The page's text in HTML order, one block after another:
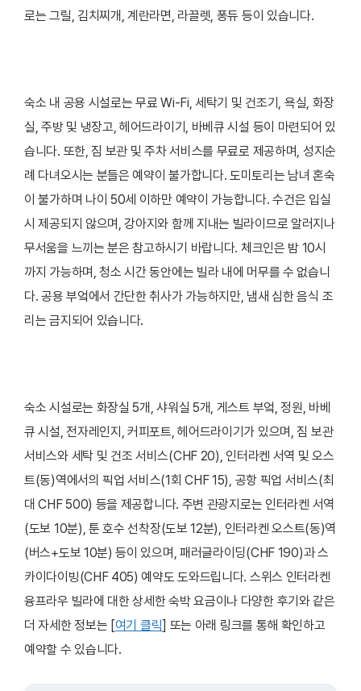
로는 그릴, 김치찌개, 계란라면, 라끌렛, 퐁듀 등이 있습니다.
숙소 내 공용 시설로는 무료 Wi-Fi, 세탁기 및 건조기, 욕실, 화장
실, 주방 및 냉장고, 헤어드라이기, 바베큐 시설 등이 마련되어 있
습니다. 또한, 짐 보관 및 주차 서비스를 무료로 제공하며, 성지순
례 다녀오시는 분들은 예약이 불가합니다. 도미토리는 남녀 혼숙
이 불가하며 나이 50세 이하만 예약이 가능합니다. 수건은 입실
시 제공되지 않으며, 강아지와 함께 지내는 빌라이므로 알러지나
무서움을 느끼는 분은 참고하시기 바랍니다. 체크인은 밤 10시
까지 가능하며, 청소 시간 동안에는 빌라 내에 머무를 수 없습니
다. 공용 부엌에서 간단한 취사가 가능하지만, 냄새 심한 음식 조
리는 금지되어 있습니다.
숙소 시설로는 화장실 5개, 샤워실 5개, 게스트 부엌, 정원, 바베
큐 시설, 전자레인지, 커피포트, 헤어드라이기가 있으며, 짐 보관
서비스와 세탁 및 건조 서비스(CHF 20), 인터라켄 서역 및 오스
트(동)역에서의 픽업 서비스(1회 CHF 15), 공항 픽업 서비스(최
대 CHF 500) 등을 제공합니다. 주변 관광지로는 인터라켄 서역
(도보 10분), 툰 호수 선착장(도보 12분), 인터라켄 오스트(동)역
(버스+도보 10분) 등이 있으며, 패러글라이딩(CHF 190)과 스
카이다이빙(CHF 405) 예약도 도와드립니다. 스위스 인터라켄
융프라우 빌라에 대한 상세한 숙박 요금이나 다양한 후기와 같은
더 자세한 정보는 [여기 클릭] 또는 아래 링크를 통해 확인하고
예약할 수 있습니다.